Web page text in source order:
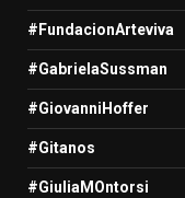
#FundacionArteviva
#GabrielaSussman
#GiovanniHoffer
#Gitanos
#GiuliaMOntorsi